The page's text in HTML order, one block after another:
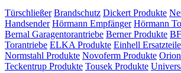
Türschließer Brandschutz Dickert Produkte
Handsender Hörmann Empfänger Hörmann
Bernal Garagentorantriebe Berner Produkte
Torantriebe ELKA Produkte Einhell
Normstahl Produkte Novoferm Produkte
Teckentrup Produkte Tousek Produkte